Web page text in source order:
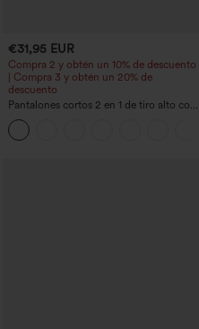
€31,95 EUR
Compra 2 y obtén un 10% de descuento
| Compra 3 y obtén un 20% de
descuento
Pantalones cortos 2 en 1 de tiro alto con
bolsillo interior y trasero